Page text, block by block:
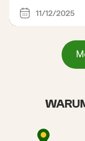
11/12/2025